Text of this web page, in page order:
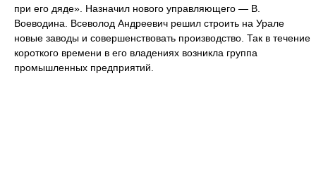
при его дяде». Назначил нового управляющего — В.
Воеводина. Всеволод Андреевич решил строить на Урале
новые заводы и совершенствовать производство. Так в течение
короткого времени в его владениях возникла группа
промышленных предприятий.